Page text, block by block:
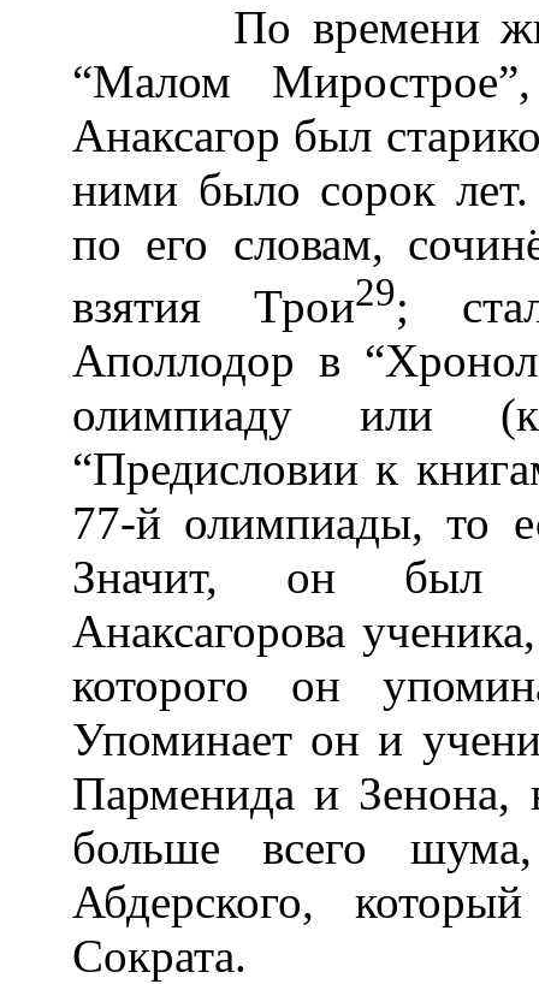
По времени
“Малом
Анаксагор был
ними было сорок
по его словам,
взятия Трои29;
Аполлодор в
олимпиаду или
“Предисловии к
77-й олимпиады, то
Значит, он был
Анаксагорова
которого он
Упоминает он и
Парменида и Зенона,
больше всего
Абдерского,
Сократа.